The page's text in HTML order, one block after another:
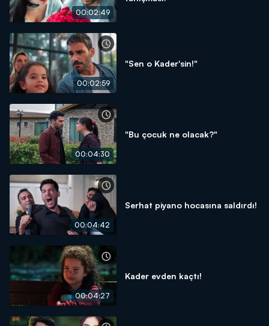
00:02:49
00:02:59
"Sen o Kader'sin!"
00:04:30
"Bu çocuk ne olacak?"
00:04:42
Serhat piyano hocasına saldırdı!
00:04:27
Kader evden kaçtı!